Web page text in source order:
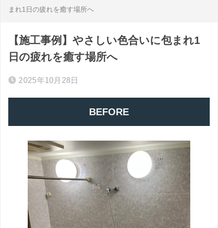
まれ1日の疲れを癒す場所へ
【施工事例】やさしい色合いに包まれ1
日の疲れを癒す場所へ
2025年10月28日
BEFORE